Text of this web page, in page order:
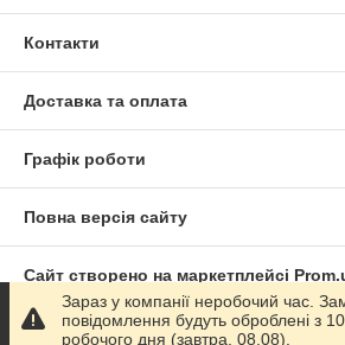
Контакти
Доставка та оплата
Графік роботи
Повна версія сайту
Сайт створено на маркетплейсі
Політика конфіденційності
Зараз у компанії неробочий час.
повідомлення будуть оброблені з
робочого дня (завтра, 08.08).